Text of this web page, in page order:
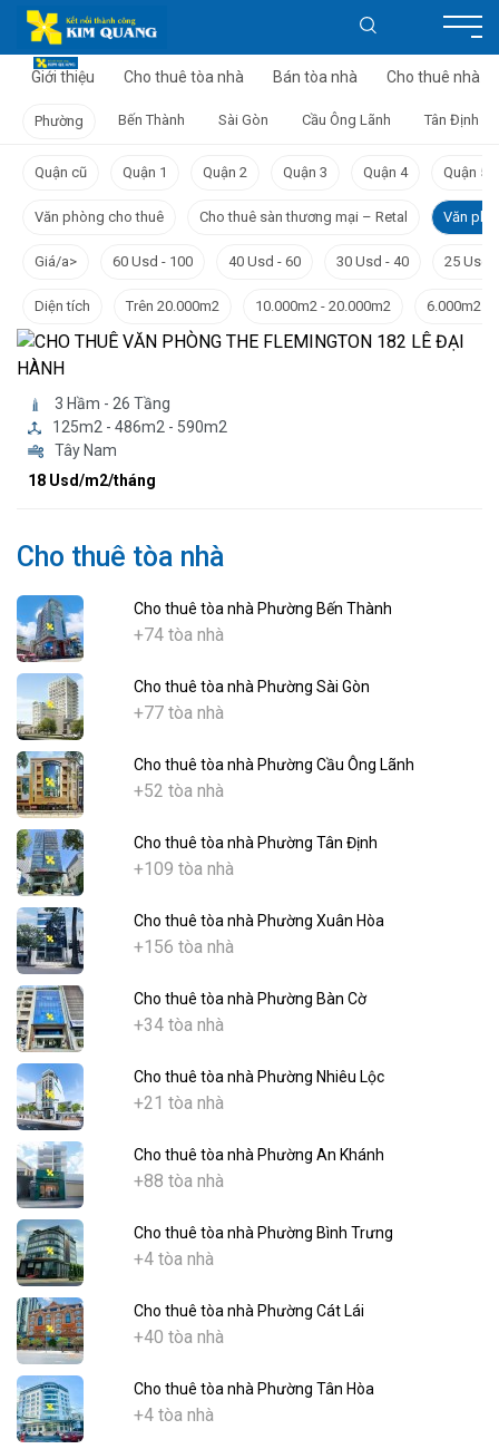
Giới thiệu Cho thuê tòa nhà Bán tòa nhà Cho thuê nhà
Phường Bến Thành Sài Gòn Cầu Ông Lãnh Tân Định
Quận cũ Quận 1 Quận 2 Quận 3 Quận 4 Quận 5
Văn phòng cho thuê Cho thuê sàn thương mại – Retal Văn
Giá/a> 60 Usd - 100 40 Usd - 60 30 Usd - 40 25 Usd
Diện tích Trên 20.000m2 10.000m2 - 20.000m2 6.000m2 -
3 Hầm - 26 Tầng
125m2 - 486m2 - 590m2
Tây Nam
18 Usd/m2/tháng
Cho thuê tòa nhà
Cho thuê tòa nhà Phường Bến Thành
+74 tòa nhà
Cho thuê tòa nhà Phường Sài Gòn
+77 tòa nhà
Cho thuê tòa nhà Phường Cầu Ông Lãnh
+52 tòa nhà
Cho thuê tòa nhà Phường Tân Định
+109 tòa nhà
Cho thuê tòa nhà Phường Xuân Hòa
+156 tòa nhà
Cho thuê tòa nhà Phường Bàn Cờ
+34 tòa nhà
Cho thuê tòa nhà Phường Nhiêu Lộc
+21 tòa nhà
Cho thuê tòa nhà Phường An Khánh
+88 tòa nhà
Cho thuê tòa nhà Phường Bình Trưng
+4 tòa nhà
Cho thuê tòa nhà Phường Cát Lái
+40 tòa nhà
Cho thuê tòa nhà Phường Tân Hòa
+4 tòa nhà